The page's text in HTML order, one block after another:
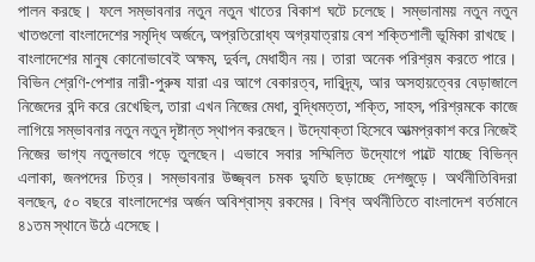
পালন করছে। ফলে সম্ভাবনার নতুন নতুন খাতের বিকাশ ঘটে চলেছে। সম্ভানাময় নতুন নতুন
খাতগুলো বাংলাদেশের সমৃদ্ধি অর্জনে, অপ্রতিরোধ্য অগ্রযাত্রায় বেশ শক্তিশালী ভূমিকা রাখছে।
বাংলাদেশের মানুষ কোনোভাবেই অক্ষম, দুর্বল, মেধাহীন নয়। তারা অনেক পরিশ্রম করতে পারে।
বিভিন শ্রেণি-পেশার নারী-পুরুষ যারা এর আগে বেকারত্ব, দারিদ্র্য, আর অসহায়ত্বের বেড়াজালে
নিজেদের বন্দি করে রেখেছিল, তারা এখন নিজের মেধা, বুদ্ধিমত্তা, শক্তি, সাহস, পরিশ্রমকে কাজে
লাগিয়ে সম্ভাবনার নতুন নতুন দৃষ্টান্ত স্থাপন করছেন। উদ্যোক্তা হিসেবে আত্মপ্রকাশ করে নিজেই
নিজের ভাগ্য নতুনভাবে গড়ে তুলছেন। এভাবে সবার সম্মিলিত উদ্যোগে পাল্টে যাচ্ছে বিভিন্ন
এলাকা, জনপদের চিত্র। সম্ভাবনার উজ্জ্বল চমক দ্যুতি ছড়াচ্ছে দেশজুড়ে। অর্থনীতিবিদরা
বলছেন, ৫০ বছরে বাংলাদেশের অর্জন অবিশ্বাস্য রকমের। বিশ্ব অর্থনীতিতে বাংলাদেশ বর্তমানে
৪১তম স্থানে উঠে এসেছে।